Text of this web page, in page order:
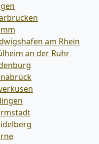
am Rhein
an der Ruhr